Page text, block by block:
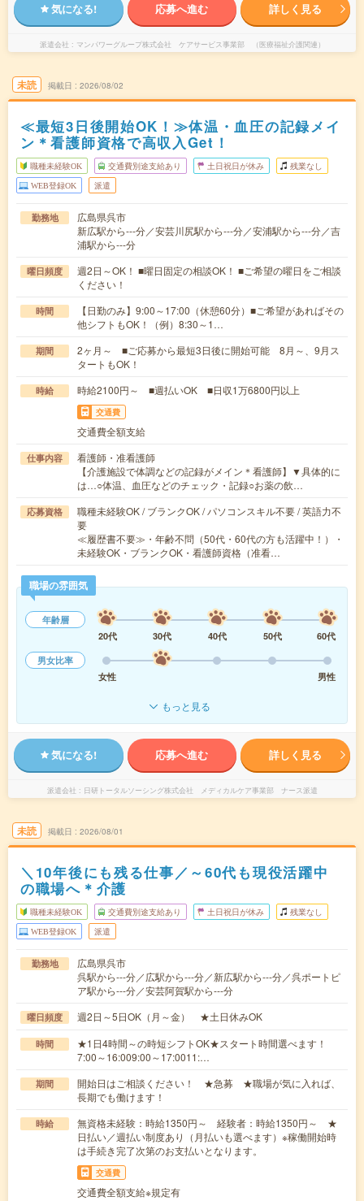
気になる! 応募へ進む 詳しく見る
派遣会社 マンパワーグループ株式会社 ケアサービス事業部 （医療福祉介護関連）
未読 掲載日 2026/08/02
≪最短3日後開始OK！≫体温・血圧の記録メイ
ン＊看護師資格で高収入Get！
職種未経験OK 交通費別途支給あり 土日祝日が休み 残業なし
WEB登録OK 派遣
勤務地
広島県呉市
新広駅から---分／安芸川尻駅から---分／安浦駅から---分／吉
浦駅から---分
曜日頻度
週2日～OK！ ■曜日固定の相談OK！ ■ご希望の曜日をご相談
ください！
時間
【日勤のみ】9:00～17:00（休憩60分）■ご希望があればその
他シフトもOK！（例）8:30～1…
期間
2ヶ月～ ■ご応募から最短3日後に開始可能 8月～、9月ス
タートもOK！
時給 時給2100円～ ■週払いOK ■日収1万6800円以上
交通費
交通費全額支給
仕事内容
看護師・准看護師
【介護施設で体調などの記録がメイン＊看護師】▼具体的に
は…○体温、血圧などのチェック・記録○お薬の飲…
応募資格
職種未経験OK / ブランクOK / パソコンスキル不要 / 英語力不
要
≪履歴書不要≫・年齢不問（50代・60代の方も活躍中！）・
未経験OK・ブランクOK・看護師資格（准看…
職場の雰囲気
年齢層
20代
30代 40代 50代
60代
男女比率
女性
男性
もっと見る
気になる! 応募へ進む 詳しく見る
派遣会社 日研トータルソーシング株式会社 メディカルケア事業部 ナース派遣
未読 掲載日 2026/08/01
＼10年後にも残る仕事／～60代も現役活躍中
の職場へ＊介護
職種未経験OK 交通費別途支給あり 土日祝日が休み 残業なし
WEB登録OK 派遣
勤務地
広島県呉市
呉駅から---分／広駅から---分／新広駅から---分／呉ポートピ
ア駅から---分／安芸阿賀駅から---分
曜日頻度 週2日～5日OK（月～金） ★土日休みOK
時間
★1日4時間～の時短シフトOK★スタート時間選べます！
7:00～16:009:00～17:0011:…
期間
開始日はご相談ください！ ★急募 ★職場が気に入れば、
長期でも働けます！
時給
無資格未経験：時給1350円～ 経験者：時給1350円～ ★
日払い／週払い制度あり（月払いも選べます）※稼働開始時
は手続き完了次第のお支払いとなります。
交通費
交通費全額支給※規定有